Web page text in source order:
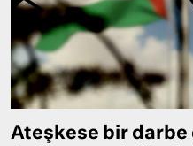
Ateşkese bir darbe